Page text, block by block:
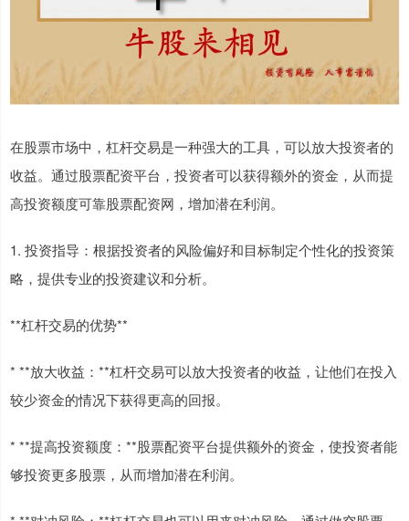
在股票市场中，杠杆交易是一种强大的工具，可以放大投资者的
收益。通过股票配资平台，投资者可以获得额外的资金，从而提
高投资额度可靠股票配资网，增加潜在利润。
1. 投资指导：根据投资者的风险偏好和目标制定个性化的投资策
略，提供专业的投资建议和分析。
**杠杆交易的优势**
* **放大收益：**杠杆交易可以放大投资者的收益，让他们在投入
较少资金的情况下获得更高的回报。
* **提高投资额度：**股票配资平台提供额外的资金，使投资者能
够投资更多股票，从而增加潜在利润。